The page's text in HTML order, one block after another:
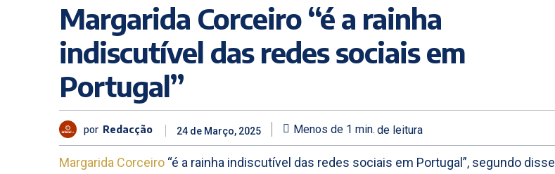
Margarida Corceiro “é a rainha
indiscutível das redes sociais em
Portugal”
por Redacção 24 de Março, 2025 Menos de 1 min. de leitura
Margarida Corceiro “é a rainha indiscutível das redes sociais em Portugal”, segundo disse